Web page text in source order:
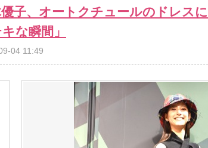
子、オートクチュールのドレス
な瞬間」
04 11:49